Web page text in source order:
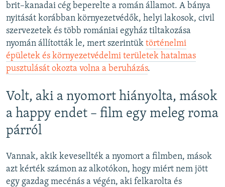
brit–kanadai cég beperelte a román államot. A bánya
nyitását korábban környezetvédők, helyi lakosok, civil
szervezetek és több romániai egyház tiltakozása
nyomán állították le, mert szerintük történelmi
épületek és környezetvédelmi területek hatalmas
pusztulását okozta volna a beruházás.
Volt, aki a nyomort hiányolta, mások
a happy endet – film egy meleg roma
párról
Vannak, akik kevesellték a nyomort a filmben, mások
azt kérték számon az alkotókon, hogy miért nem jött
egy gazdag mecénás a végén, aki felkarolta és